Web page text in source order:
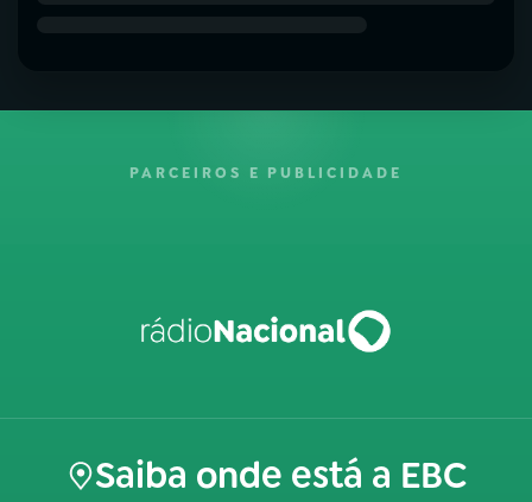
PARCEIROS E PUBLICIDADE
Saiba onde está a EBC